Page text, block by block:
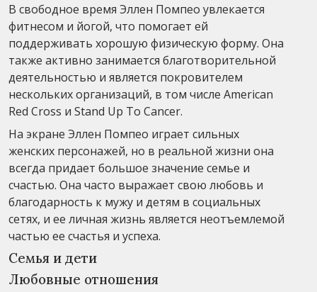
В свободное время Эллен Помпео увлекается
фитнесом и йогой, что помогает ей
поддерживать хорошую физическую форму. Она
также активно занимается благотворительной
деятельностью и является покровителем
нескольких организаций, в том числе American
Red Cross и Stand Up To Cancer.
На экране Эллен Помпео играет сильных
женских персонажей, но в реальной жизни она
всегда придает большое значение семье и
счастью. Она часто выражает свою любовь и
благодарность к мужу и детям в социальных
сетях, и ее личная жизнь является неотъемлемой
частью ее счастья и успеха.
Семья и дети
Любовные отношения